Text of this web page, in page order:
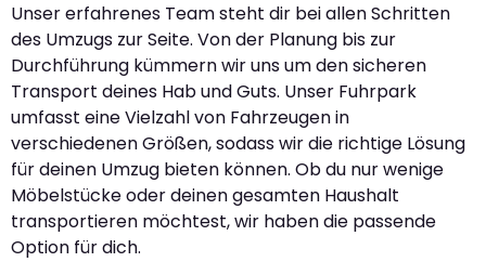
Unser erfahrenes Team steht dir bei allen Schritten
des Umzugs zur Seite. Von der Planung bis zur
Durchführung kümmern wir uns um den sicheren
Transport deines Hab und Guts. Unser Fuhrpark
umfasst eine Vielzahl von Fahrzeugen in
verschiedenen Größen, sodass wir die richtige Lösung
für deinen Umzug bieten können. Ob du nur wenige
Möbelstücke oder deinen gesamten Haushalt
transportieren möchtest, wir haben die passende
Option für dich.